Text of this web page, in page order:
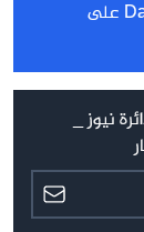
تابع آخر الأخبار من الدائرة نيوز _ Dairanews على
نيوز _